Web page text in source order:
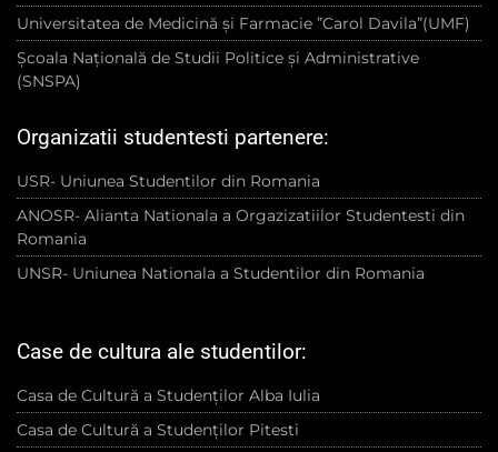
Universitatea de Medicină și Farmacie ”Carol Davila”(UMF)
Școala Națională de Studii Politice și Administrative
(SNSPA)
Organizatii studentesti partenere:
USR- Uniunea Studentilor din Romania
ANOSR- Alianta Nationala a Orgazizatiilor Studentesti din
Romania
UNSR- Uniunea Nationala a Studentilor din Romania
Case de cultura ale studentilor:
Casa de Cultură a Studenților Alba Iulia
Casa de Cultură a Studenților Pitesti